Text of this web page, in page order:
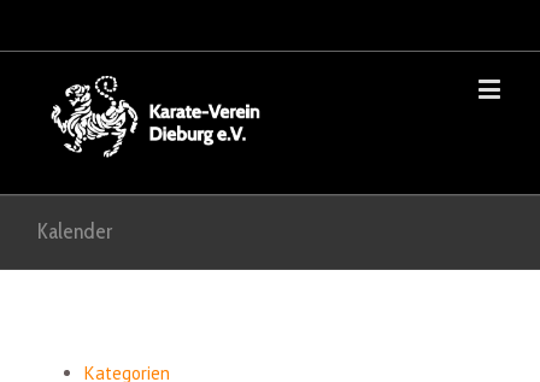
Kalender
Kategorien